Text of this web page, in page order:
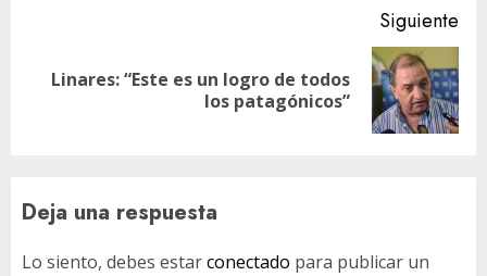
Siguiente
Siguiente
Linares: “Este es un logro de todos
los patagónicos”
Deja una respuesta
Lo siento, debes estarconectado para publicar un